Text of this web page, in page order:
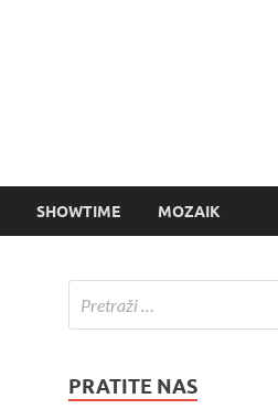
SHOWTIME MOZAIK
PRATITE NAS